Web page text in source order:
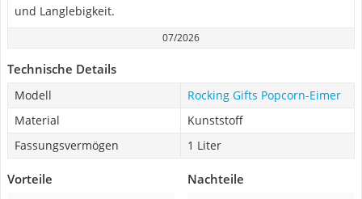
und Langlebigkeit.
07/2026
Technische Details
Modell
Rocking Gifts Popcorn-Eimer
Material
Kunststoff
Fassungsvermögen
1 Liter
Vorteile Nachteile